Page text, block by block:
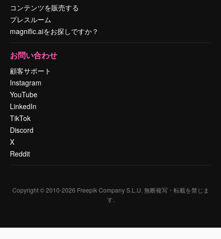
コンテンツを販売する
プレスルーム
magnific.aiをお探しですか？
お問い合わせ
顧客サポート
Instagram
YouTube
LinkedIn
TikTok
Discord
X
Reddit
Copyright © 2010-2026 Freepik Company S.L.U. 無断複写・転載を禁じま
す.